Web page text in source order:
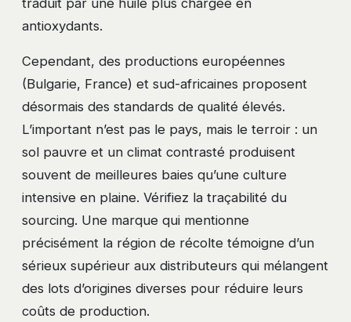
antioxydants.
Cependant, des productions européennes
(Bulgarie, France) et sud-africaines proposent
désormais des standards de qualité élevés.
L’important n’est pas le pays, mais le terroir : un
sol pauvre et un climat contrasté produisent
souvent de meilleures baies qu’une culture
intensive en plaine. Vérifiez la traçabilité du
sourcing. Une marque qui mentionne
précisément la région de récolte témoigne d’un
sérieux supérieur aux distributeurs qui mélangent
des lots d’origines diverses pour réduire leurs
coûts de production.